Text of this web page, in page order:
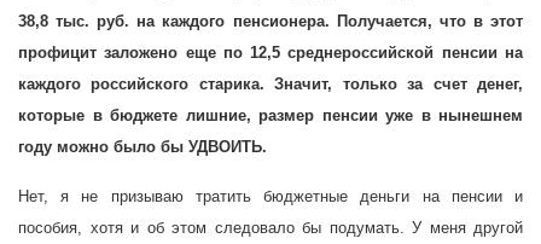
38,8 тыс. руб. на каждого пенсионера. Получается, что в этот
профицит заложено еще по 12,5 среднероссийской пенсии на
каждого российского старика. Значит, только за счет денег,
которые в бюджете лишние, размер пенсии уже в нынешнем
году можно было бы УДВОИТЬ.
Нет, я не призываю тратить бюджетные деньги на пенсии и
пособия, хотя и об этом следовало бы подумать. У меня другой